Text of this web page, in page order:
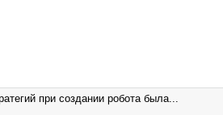
при создании робота была...